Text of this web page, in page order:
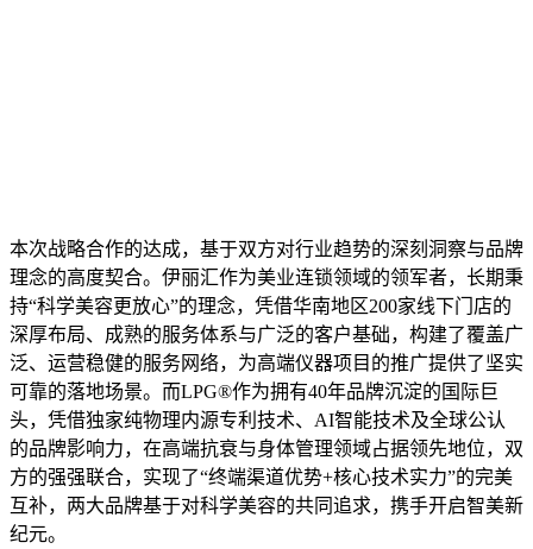
本次战略合作的达成，基于双方对行业趋势的深刻洞察与品牌
理念的高度契合。伊丽汇作为美业连锁领域的领军者，长期秉
持“科学美容更放心”的理念，凭借华南地区200家线下门店的
深厚布局、成熟的服务体系与广泛的客户基础，构建了覆盖广
泛、运营稳健的服务网络，为高端仪器项目的推广提供了坚实
可靠的落地场景。而LPG®作为拥有40年品牌沉淀的国际巨
头，凭借独家纯物理内源专利技术、AI智能技术及全球公认
的品牌影响力，在高端抗衰与身体管理领域占据领先地位，双
方的强强联合，实现了“终端渠道优势+核心技术实力”的完美
互补，两大品牌基于对科学美容的共同追求，携手开启智美新
纪元。